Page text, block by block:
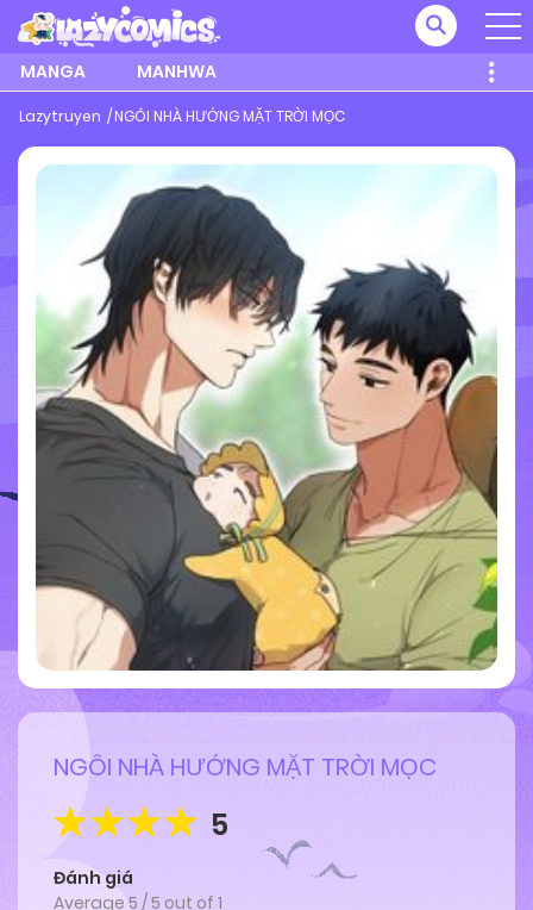
MANGA MANHWA
Lazytruyen NGÔI NHÀ HƯỚNG MẶT TRỜI MỌC
NGÔI NHÀ HƯỚNG MẶT TRỜI MỌC
5
Đánh giá
Average 5 /5 out of 1